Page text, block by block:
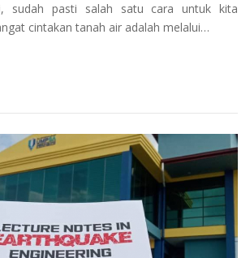
sudah pasti salah satu cara untuk kita
cintakan tanah air adalah melalui…